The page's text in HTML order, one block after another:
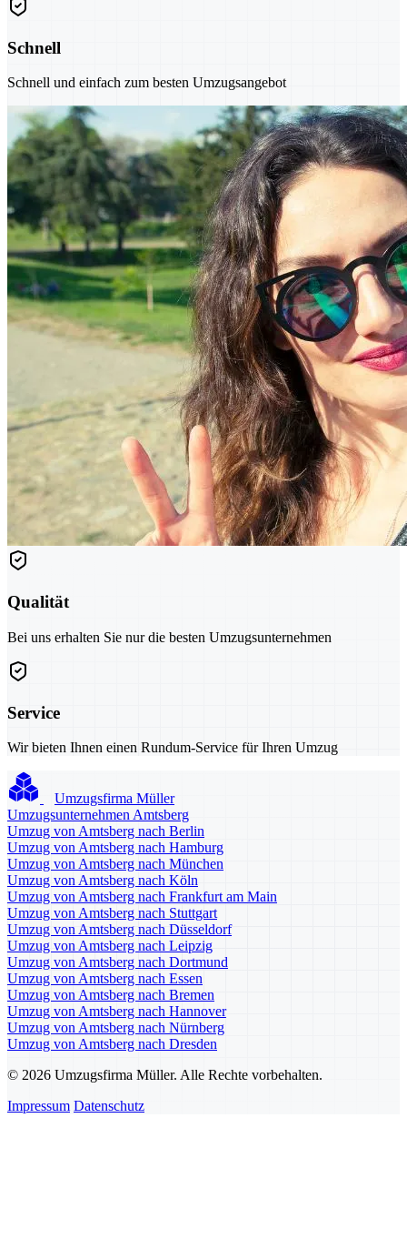
Schnell
Schnell und einfach zum besten Umzugsangebot
Qualität
Bei uns erhalten Sie nur die besten Umzugsunternehmen
Service
Wir bieten Ihnen einen Rundum-Service für Ihren Umzug
Umzugsfirma Müller
Umzugsunternehmen Amtsberg
Umzug von Amtsberg nach Berlin
Umzug von Amtsberg nach Hamburg
Umzug von Amtsberg nach München
Umzug von Amtsberg nach Köln
Umzug von Amtsberg nach Frankfurt am Main
Umzug von Amtsberg nach Stuttgart
Umzug von Amtsberg nach Düsseldorf
Umzug von Amtsberg nach Leipzig
Umzug von Amtsberg nach Dortmund
Umzug von Amtsberg nach Essen
Umzug von Amtsberg nach Bremen
Umzug von Amtsberg nach Hannover
Umzug von Amtsberg nach Nürnberg
Umzug von Amtsberg nach Dresden
© 2026 Umzugsfirma Müller. Alle Rechte vorbehalten.
Impressum Datenschutz